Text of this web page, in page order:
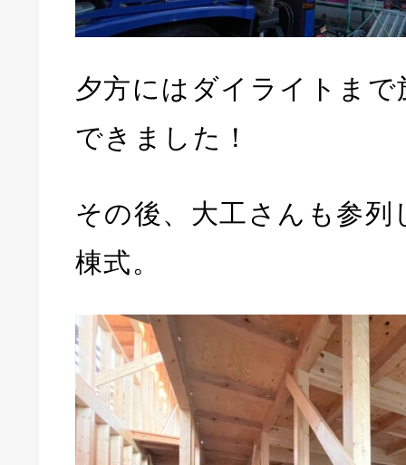
夕方にはダイライトま
できました！
その後、大工さんも参列
棟式。